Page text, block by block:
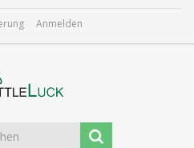
Anmelden